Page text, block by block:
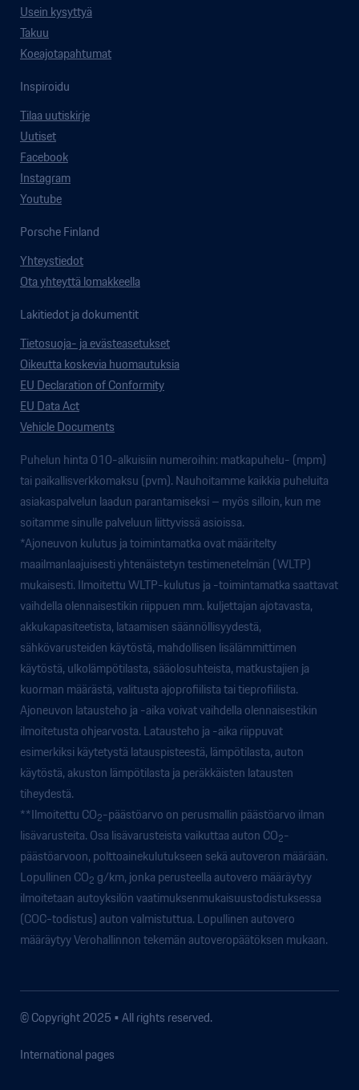
Usein kysyttyä
Takuu
Koeajotapahtumat
Inspiroidu
Tilaa uutiskirje
Uutiset
Facebook
Instagram
Youtube
Porsche Finland
Yhteystiedot
Ota yhteyttä lomakkeella
Lakitiedot ja dokumentit
Tietosuoja- ja evästeasetukset
Oikeutta koskevia huomautuksia
EU Declaration of Conformity
EU Data Act
Vehicle Documents
Puhelun hinta 010-alkuisiin numeroihin: matkapuhelu- (mpm)
tai paikallisverkkomaksu (pvm). Nauhoitamme kaikkia puheluita
asiakaspalvelun laadun parantamiseksi – myös silloin, kun me
soitamme sinulle palveluun liittyvissä asioissa.
*Ajoneuvon kulutus ja toimintamatka ovat määritelty
maailmanlaajuisesti yhtenäistetyn testimenetelmän (WLTP)
mukaisesti. Ilmoitettu WLTP-kulutus ja -toimintamatka saattavat
vaihdella olennaisestikin riippuen mm. kuljettajan ajotavasta,
akkukapasiteetista, lataamisen säännöllisyydestä,
sähkövarusteiden käytöstä, mahdollisen lisälämmittimen
käytöstä, ulkolämpötilasta, sääolosuhteista, matkustajien ja
kuorman määrästä, valitusta ajoprofiilista tai tieprofiilista.
Ajoneuvon latausteho ja -aika voivat vaihdella olennaisestikin
ilmoitetusta ohjearvosta. Latausteho ja -aika riippuvat
esimerkiksi käytetystä latauspisteestä, lämpötilasta, auton
käytöstä, akuston lämpötilasta ja peräkkäisten latausten
tiheydestä.
**Ilmoitettu CO2-päästöarvo on perusmallin päästöarvo ilman
lisävarusteita. Osa lisävarusteista vaikuttaa auton CO2-
päästöarvoon, polttoainekulutukseen sekä autoveron määrään.
Lopullinen CO2 g/km, jonka perusteella autovero määräytyy
ilmoitetaan autoyksilön vaatimuksenmukaisuustodistuksessa
(COC-todistus) auton valmistuttua. Lopullinen autovero
määräytyy Verohallinnon tekemän autoveropäätöksen mukaan.
© Copyright 2025 • All rights reserved.
International pages